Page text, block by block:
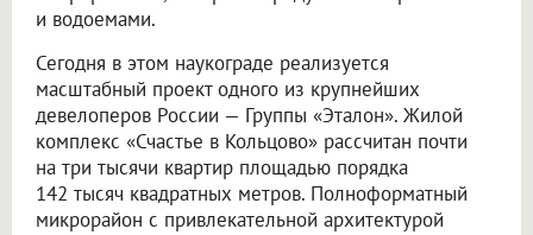
и водоемами.
Сегодня в этом наукограде реализуется
масштабный проект одного из крупнейших
девелоперов России — Группы «Эталон». Жилой
комплекс «Счастье в Кольцово» рассчитан почти
на три тысячи квартир площадью порядка
142 тысяч квадратных метров. Полноформатный
микрорайон с привлекательной архитектурой